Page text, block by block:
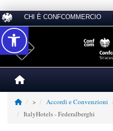
CHI È CONFCOMMERCIO
> Accordi e Convenzioni
ItalyHotels - Federalberghi
Accessibilità